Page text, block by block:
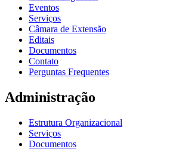
Eventos
Serviços
Câmara de Extensão
Editais
Documentos
Contato
Perguntas Frequentes
Administração
Estrutura Organizacional
Serviços
Documentos